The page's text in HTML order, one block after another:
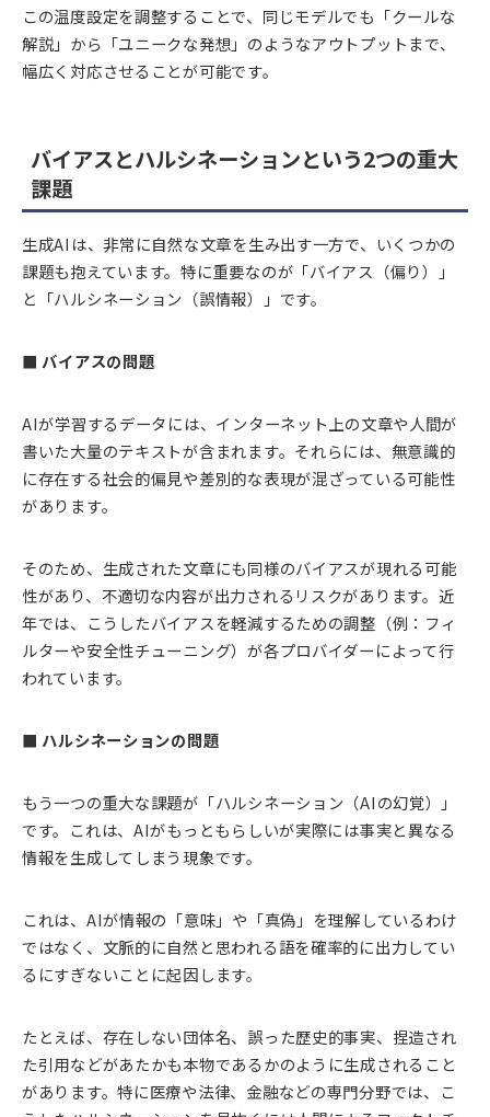
この温度設定を調整することで、同じモデルでも「クールな
解説」から「ユニークな発想」のようなアウトプットまで、
幅広く対応させることが可能です。
バイアスとハルシネーションという2つの重大
課題
生成AIは、非常に自然な文章を生み出す一方で、いくつかの
課題も抱えています。特に重要なのが「バイアス（偏り）」
と「ハルシネーション（誤情報）」です。
■ バイアスの問題
AIが学習するデータには、インターネット上の文章や人間が
書いた大量のテキストが含まれます。それらには、無意識的
に存在する社会的偏見や差別的な表現が混ざっている可能性
があります。
そのため、生成された文章にも同様のバイアスが現れる可能
性があり、不適切な内容が出力されるリスクがあります。近
年では、こうしたバイアスを軽減するための調整（例：フィ
ルターや安全性チューニング）が各プロバイダーによって行
われています。
■ ハルシネーションの問題
もう一つの重大な課題が「ハルシネーション（AIの幻覚）」
です。これは、AIがもっともらしいが実際には事実と異なる
情報を生成してしまう現象です。
これは、AIが情報の「意味」や「真偽」を理解しているわけ
ではなく、文脈的に自然と思われる語を確率的に出力してい
るにすぎないことに起因します。
たとえば、存在しない団体名、誤った歴史的事実、捏造され
た引用などがあたかも本物であるかのように生成されること
があります。特に医療や法律、金融などの専門分野では、こ